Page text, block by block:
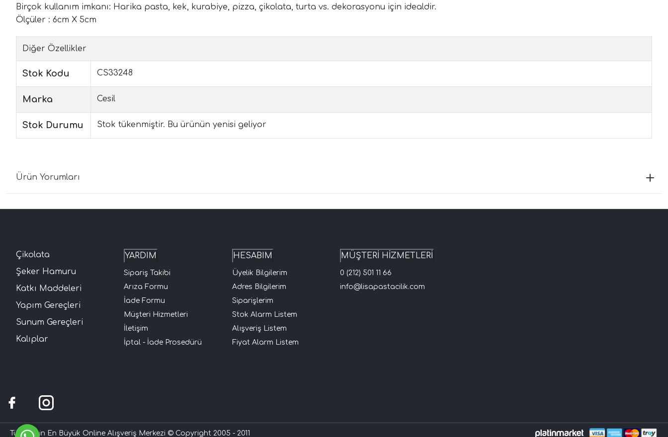
Birçok kullanım imkanı: Harika pasta, kek, kurabiye, pizza, çikolata, turta vs. dekorasyonu için idealdir.
Ölçüler : 6cm X 5cm
Diğer Özellikler
Stok Kodu CS33248
Marka Cesil
Stok Durumu Stok tükenmiştir. Bu ürünün yenisi geliyor
Ürün Yorumları
Çikolata
Şeker Hamuru
Katkı Maddeleri
Yapım Gereçleri
Sunum Gereçleri
Kalıplar
YARDIM
Sipariş Takibi
Arıza Formu
İade Formu
Müşteri Hizmetleri
İletişim
İptal - İade Prosedürü
HESABIM
Üyelik Bilgilerim
Adres Bilgilerim
Siparişlerim
Stok Alarm Listem
Alışveriş Listem
Fiyat Alarm Listem
MÜŞTERİ HİZMETLERİ
0 (212) 501 11 66
info@lisapastacilik.com
Türkiye'nin En Büyük Online Alışveriş Merkezi © Copyright 2005 - 2011